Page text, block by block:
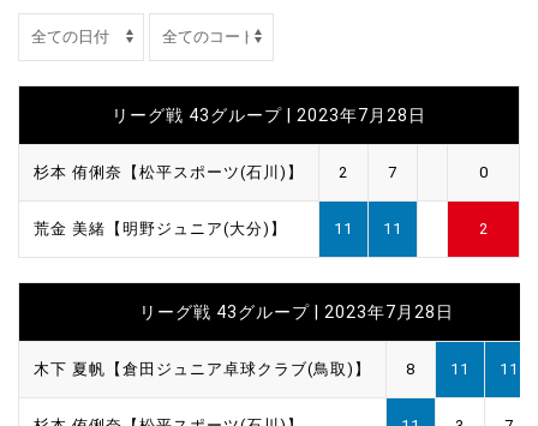
リーグ戦 43グループ | 2023年7月28日
杉本 侑俐奈【松平スポーツ(石川)】 2 7 0
荒金 美緒【明野ジュニア(大分)】 11 11 2
リーグ戦 43グループ | 2023年7月28日
木下 夏帆【倉田ジュニア卓球クラブ(鳥取)】 8 11 11